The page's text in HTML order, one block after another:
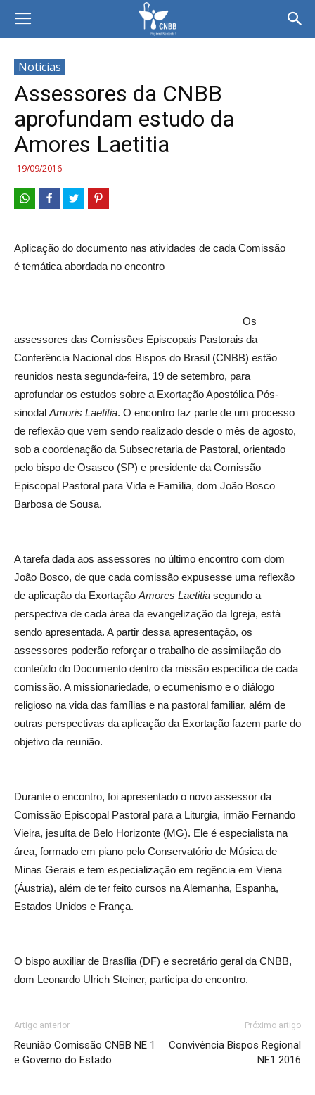
Notícias
Assessores da CNBB
aprofundam estudo da
Amores Laetitia
19/09/2016
Aplicação do documento nas atividades de cada Comissão
é temática abordada no encontro
Os
assessores das Comissões Episcopais Pastorais da
Conferência Nacional dos Bispos do Brasil (CNBB) estão
reunidos nesta segunda-feira, 19 de setembro, para
aprofundar os estudos sobre a Exortação Apostólica Pós-
sinodal Amoris Laetitia. O encontro faz parte de um processo
de reflexão que vem sendo realizado desde o mês de agosto,
sob a coordenação da Subsecretaria de Pastoral, orientado
pelo bispo de Osasco (SP) e presidente da Comissão
Episcopal Pastoral para Vida e Família, dom João Bosco
Barbosa de Sousa.
A tarefa dada aos assessores no último encontro com dom
João Bosco, de que cada comissão expusesse uma reflexão
de aplicação da Exortação Amores Laetitia segundo a
perspectiva de cada área da evangelização da Igreja, está
sendo apresentada. A partir dessa apresentação, os
assessores poderão reforçar o trabalho de assimilação do
conteúdo do Documento dentro da missão específica de cada
comissão. A missionariedade, o ecumenismo e o diálogo
religioso na vida das famílias e na pastoral familiar, além de
outras perspectivas da aplicação da Exortação fazem parte do
objetivo da reunião.
Durante o encontro, foi apresentado o novo assessor da
Comissão Episcopal Pastoral para a Liturgia, irmão Fernando
Vieira, jesuíta de Belo Horizonte (MG). Ele é especialista na
área, formado em piano pelo Conservatório de Música de
Minas Gerais e tem especialização em regência em Viena
(Áustria), além de ter feito cursos na Alemanha, Espanha,
Estados Unidos e França.
O bispo auxiliar de Brasília (DF) e secretário geral da CNBB,
dom Leonardo Ulrich Steiner, participa do encontro.
Artigo anterior
Reunião Comissão CNBB NE 1
e Governo do Estado
Próximo artigo
Convivência Bispos Regional
NE1 2016